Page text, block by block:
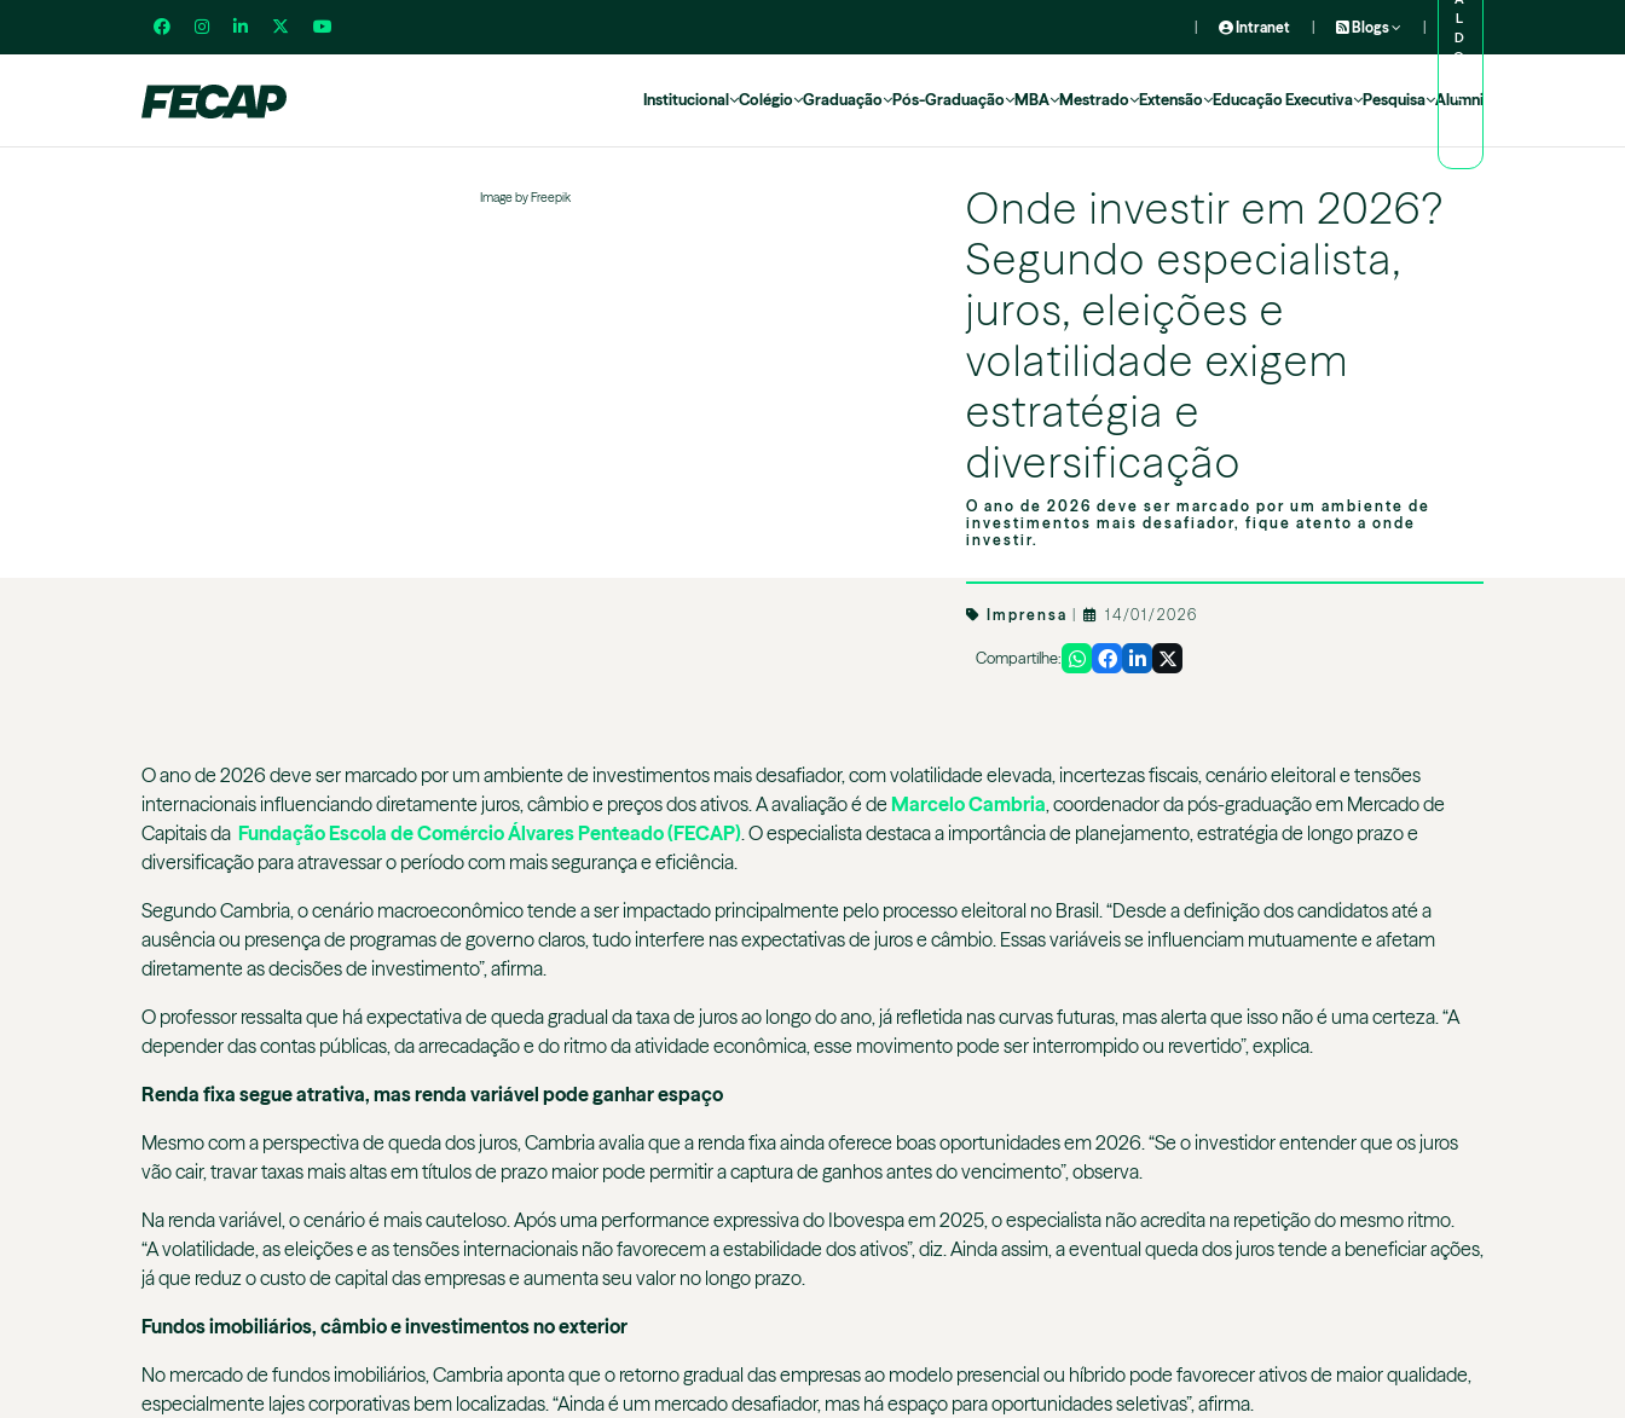
| Intranet | Blogs |
L
D
O
L
O
Institucional Colégio Graduação Pós-Graduação MBA Mestrado Extensão Educação Executiva Pesquisa Alumni
Image by Freepik
Onde investir em 2026?
Segundo especialista,
juros, eleições e
volatilidade exigem
estratégia e
diversificação
O ano de 2026 deve ser marcado por um ambiente de
investimentos mais desafiador, fique atento a onde
investir.
Imprensa 14/01/2026
Compartilhe:
O ano de 2026 deve ser marcado por um ambiente de investimentos mais desafiador, com volatilidade elevada, incertezas fiscais, cenário eleitoral e tensões
internacionais influenciando diretamente juros, câmbio e preços dos ativos. A avaliação é de Marcelo Cambria, coordenador da pós-graduação em Mercado de
Capitais da Fundação Escola de Comércio Álvares Penteado (FECAP). O especialista destaca a importância de planejamento, estratégia de longo prazo e
diversificação para atravessar o período com mais segurança e eficiência.
Segundo Cambria, o cenário macroeconômico tende a ser impactado principalmente pelo processo eleitoral no Brasil. “Desde a definição dos candidatos até a
ausência ou presença de programas de governo claros, tudo interfere nas expectativas de juros e câmbio. Essas variáveis se influenciam mutuamente e afetam
diretamente as decisões de investimento”, afirma.
O professor ressalta que há expectativa de queda gradual da taxa de juros ao longo do ano, já refletida nas curvas futuras, mas alerta que isso não é uma certeza. “A
depender das contas públicas, da arrecadação e do ritmo da atividade econômica, esse movimento pode ser interrompido ou revertido”, explica.
Renda fixa segue atrativa, mas renda variável pode ganhar espaço
Mesmo com a perspectiva de queda dos juros, Cambria avalia que a renda fixa ainda oferece boas oportunidades em 2026. “Se o investidor entender que os juros
vão cair, travar taxas mais altas em títulos de prazo maior pode permitir a captura de ganhos antes do vencimento”, observa.
Na renda variável, o cenário é mais cauteloso. Após uma performance expressiva do Ibovespa em 2025, o especialista não acredita na repetição do mesmo ritmo.
“A volatilidade, as eleições e as tensões internacionais não favorecem a estabilidade dos ativos”, diz. Ainda assim, a eventual queda dos juros tende a beneficiar ações,
já que reduz o custo de capital das empresas e aumenta seu valor no longo prazo.
Fundos imobiliários, câmbio e investimentos no exterior
No mercado de fundos imobiliários, Cambria aponta que o retorno gradual das empresas ao modelo presencial ou híbrido pode favorecer ativos de maior qualidade,
especialmente lajes corporativas bem localizadas. “Ainda é um mercado desafiador, mas há espaço para oportunidades seletivas”, afirma.